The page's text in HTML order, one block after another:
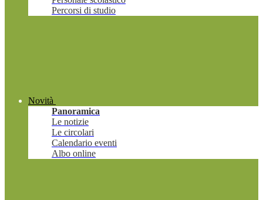
Percorsi di studio
Novità
Panoramica
Le notizie
Le circolari
Calendario eventi
Albo online